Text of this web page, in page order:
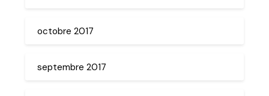
octobre 2017
septembre 2017